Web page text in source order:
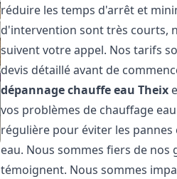
réduire les temps d'arrêt et
d'intervention sont très courts,
suivent votre appel. Nos tarifs
devis détaillé avant de
dépannage chauffe eau Theix
vos problèmes de chauffage
régulière pour éviter les
eau. Nous sommes fiers de
témoignent. Nous sommes